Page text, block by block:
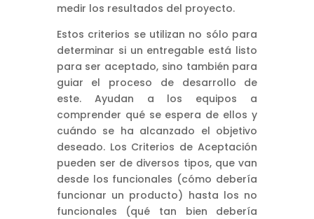
medir los resultados del proyecto.
Estos criterios se utilizan no sólo para
determinar si un entregable está listo
para ser aceptado, sino también para
guiar el proceso de desarrollo de
este. Ayudan a los equipos a
comprender qué se espera de ellos y
cuándo se ha alcanzado el objetivo
deseado. Los Criterios de Aceptación
pueden ser de diversos tipos, que van
desde los funcionales (cómo debería
funcionar un producto) hasta los no
funcionales (qué tan bien debería